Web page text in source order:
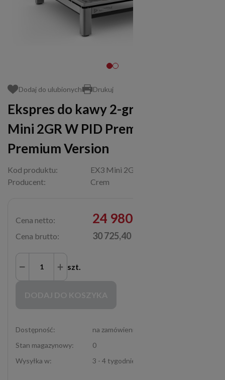
Dodaj do ulubionych Drukuj
Ekspres do kawy 2-grupowy EX3
Mini 2GR W PID Premium | 2,8 kW |
Premium Version
Kod produktu:
EX3 Mini 2GR W Premium
Producent:
Crem
Cena netto: 24 980,00 zł
Cena brutto: 30 725,40 zł
szt.
Dostępność:
na zamówienie
Stan magazynowy:
0
Wysyłka w:
3 - 4 tygodnie